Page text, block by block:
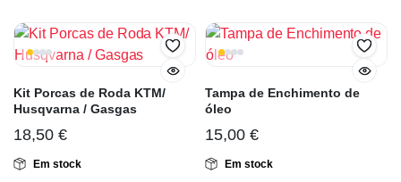
Kit Porcas de Roda KTM/
Husqvarna / Gasgas
18,50 €
Em stock
Tampa de Enchimento de
óleo
15,00 €
Em stock